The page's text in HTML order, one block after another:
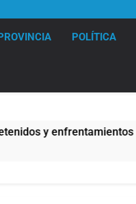
POLÍTICA
y enfrentamientos